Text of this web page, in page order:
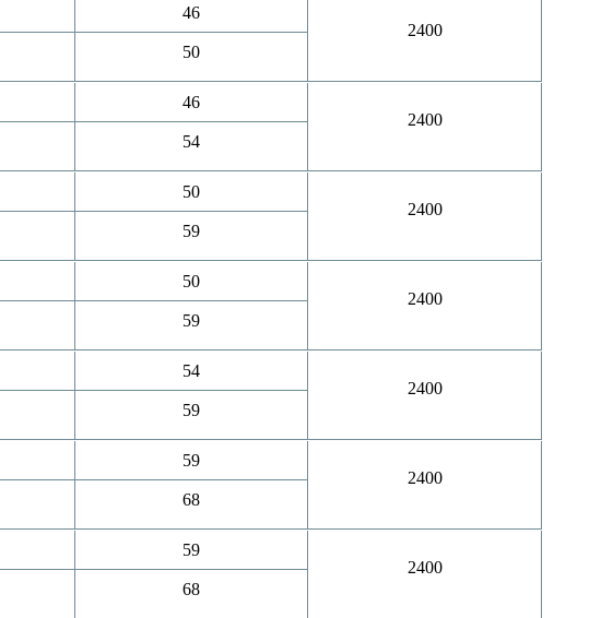
46
50
2400
46
54
2400
50
59
2400
50
59
2400
54
59
2400
59
68
2400
59
68
2400